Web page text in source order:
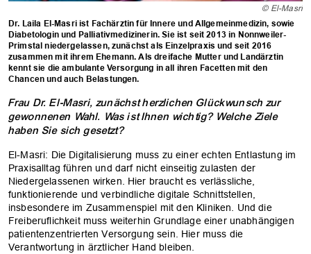
© El-Masri
Dr. Laila El-Masri ist Fachärztin für Innere und Allgemeinmedizin, sowie
Diabetologin und Palliativmedizinerin. Sie ist seit 2013 in Nonnweiler-
Primstal niedergelassen, zunächst als Einzelpraxis und seit 2016
zusammen mit ihrem Ehemann. Als dreifache Mutter und Landärztin
kennt sie die ambulante Versorgung in all ihren Facetten mit den
Chancen und auch Belastungen.
Frau Dr. El-Masri, zunächst herzlichen Glückwunsch zur
gewonnenen Wahl. Was ist Ihnen wichtig? Welche Ziele
haben Sie sich gesetzt?
El-Masri: Die Digitalisierung muss zu einer echten Entlastung im
Praxisalltag führen und darf nicht einseitig zulasten der
Niedergelassenen wirken. Hier braucht es verlässliche,
funktionierende und verbindliche digitale Schnittstellen,
insbesondere im Zusammenspiel mit den Kliniken. Und die
Freiberuflichkeit muss weiterhin Grundlage einer unabhängigen
patientenzentrierten Versorgung sein. Hier muss die
Verantwortung in ärztlicher Hand bleiben.